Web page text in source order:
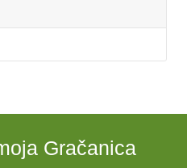
Gračanica